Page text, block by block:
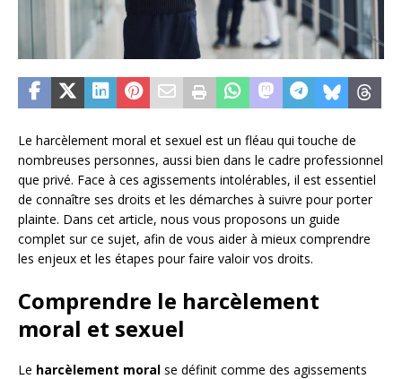
Le harcèlement moral et sexuel est un fléau qui touche de
nombreuses personnes, aussi bien dans le cadre professionnel
que privé. Face à ces agissements intolérables, il est essentiel
de connaître ses droits et les démarches à suivre pour porter
plainte. Dans cet article, nous vous proposons un guide
complet sur ce sujet, afin de vous aider à mieux comprendre
les enjeux et les étapes pour faire valoir vos droits.
Comprendre le harcèlement
moral et sexuel
Le harcèlement moral se définit comme des agissements